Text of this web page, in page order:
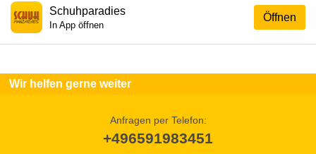
Öffnen
Schuhparadies
In App öffnen
Wir helfen gerne weiter
Anfragen per Telefon:
+496591983451